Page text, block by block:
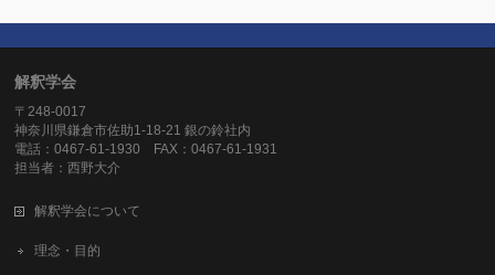
解釈学会
〒248-0017
神奈川県鎌倉市佐助1-18-21 銀の鈴社内
電話：0467-61-1930 FAX：0467-61-1931
担当者：西野大介
解釈学会について
理念・目的